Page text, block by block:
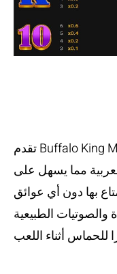
تقدم Buffalo King Megaways واجهة مستخدم بديهية
مما يسهل على
بها دون أي عوائق
والصوتيات الطبيعية